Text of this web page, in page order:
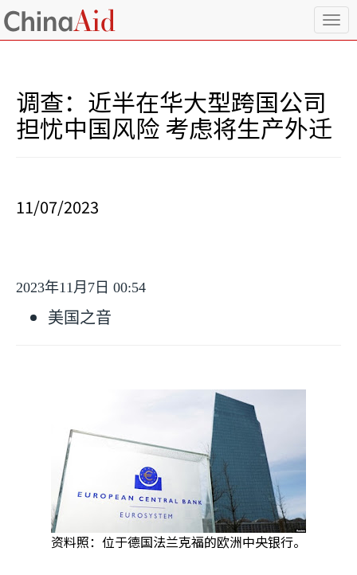
T
o
a
调查：近半在华大型跨国公司
担忧中国风险 考虑将生产外迁
11/07/2023
2023年11月 7 日 00:54
美国之音
资料照：位于德国法兰克福的欧洲中央银行。